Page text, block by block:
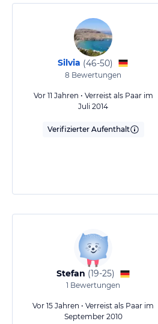
Silvia (46-50)
8 Bewertungen
Vor 11 Jahren • Verreist als Paar im
Juli 2014
Verifizierter Aufenthalt
Stefan (19-25)
1 Bewertungen
Vor 15 Jahren • Verreist als Paar im
September 2010